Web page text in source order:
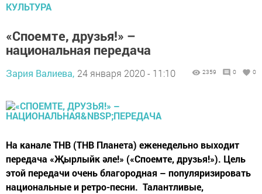
КУЛЬТУРА
«Споемте, друзья!» –
национальная передача
Зария Валиева, 24 января 2020 - 11:10 2359 0 0
На канале ТНВ (ТНВ Планета) еженедельно выходит
передача «Җырлыйк әле!» («Споемте, друзья!»). Цель
этой передачи очень благородная – популяризировать
национальные и ретро-песни. Талантливые,